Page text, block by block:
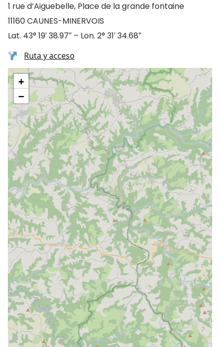
1 rue d’Aiguebelle, Place de la grande fontaine
11160 CAUNES-MINERVOIS
Lat. 43° 19′ 38.97″ – Lon. 2° 31′ 34.68″
Ruta y acceso
+
−